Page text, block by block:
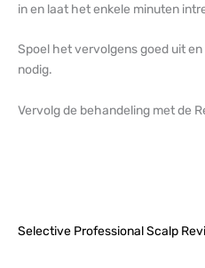
in en laat het enkele minuten
Spoel het vervolgens goed uit
nodig.
Vervolg de behandeling met de
Selective Professional Scalp